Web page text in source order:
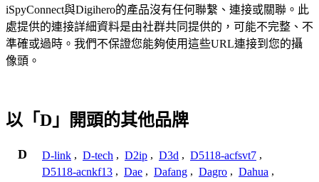
iSpyConnect與Digihero的產品沒有任何聯繫、連接或關聯。此
處提供的連接詳細資料是由社群共同提供的，可能不完整、不
準確或過時。我們不保證您能夠使用這些URL連接到您的攝
像頭。
以「D」開頭的其他品牌
D D-link , D-tech , D2ip , D3d , D5118-acfsvt7 ,
D5118-acnkf13 , Dae , Dafang , Dagro , Dahua ,